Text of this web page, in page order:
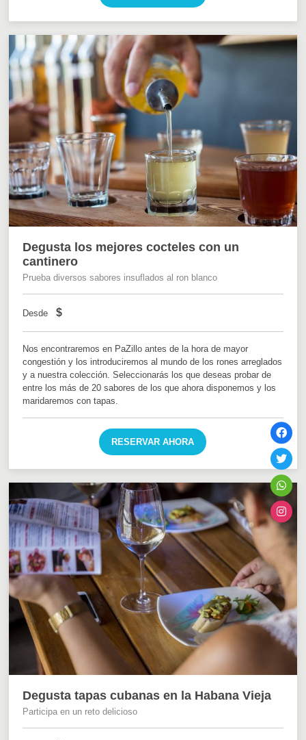
Degusta los mejores cocteles con un
cantinero
Prueba diversos sabores insuflados al ron blanco
Desde $
Nos encontraremos en PaZillo antes de la hora de mayor
congestión y los introduciremos al mundo de los rones arreglados
y a nuestra colección. Seleccionarás los que deseas probar de
entre los más de 20 sabores de los que ahora disponemos y los
maridaremos con tapas.
RESERVAR AHORA
Degusta tapas cubanas en la Habana Vieja
Participa en un reto delicioso